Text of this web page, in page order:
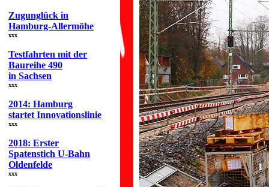
Zugunglück in
Hamburg-Allermöhe
xxx
Testfahrten mit der
Baureihe 490
in Sachsen
xxx
2014: Hamburg
startet Innovationslinie
xxx
2018: Erster
Spatenstich U-Bahn
Oldenfelde
xxx